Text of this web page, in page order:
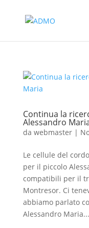
Continua la
Alessandro
da webmaster|
Le cellule del
per il piccolo
compatibili per il
Montresor. Ci
abbiamo parlato
Alessandro Maria...